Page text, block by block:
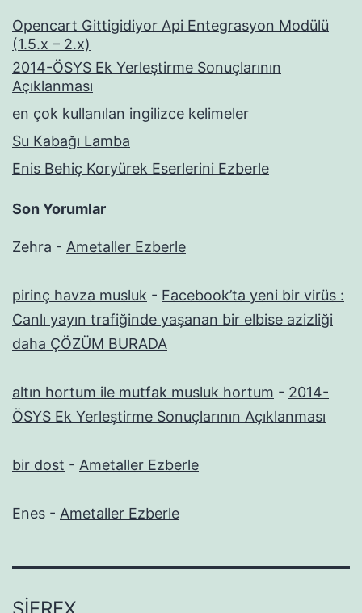
Opencart Gittigidiyor Api Entegrasyon Modülü
(1.5.x – 2.x)
2014-ÖSYS Ek Yerleştirme Sonuçlarının
Açıklanması
en çok kullanılan ingilizce kelimeler
Su Kabağı Lamba
Enis Behiç Koryürek Eserlerini Ezberle
Son Yorumlar
Zehra - Ametaller Ezberle
pirinç havza musluk - Facebook’ta yeni bir virüs :
Canlı yayın trafiğinde yaşanan bir elbise azizliği
daha ÇÖZÜM BURADA
altın hortum ile mutfak musluk hortum - 2014-
ÖSYS Ek Yerleştirme Sonuçlarının Açıklanması
bir dost - Ametaller Ezberle
Enes - Ametaller Ezberle